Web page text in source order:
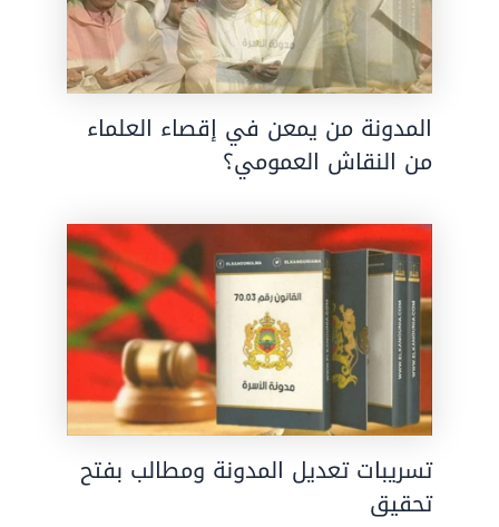
المدونة من يمعن في إقصاء العلماء
من النقاش العمومي؟
تسريبات تعديل المدونة ومطالب بفتح
تحقيق